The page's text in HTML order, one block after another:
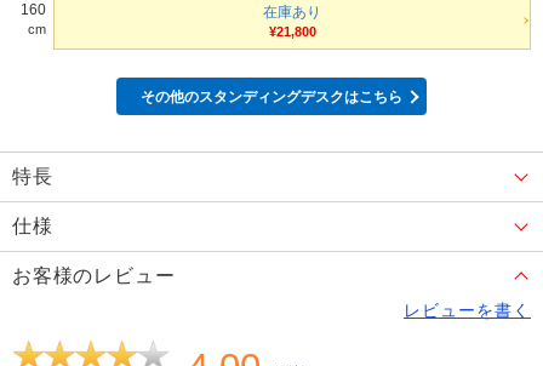
160
cm
在庫あり
¥21,800
その他のスタンディングデスクはこちら
特長
仕様
お客様のレビュー
レビューを書く